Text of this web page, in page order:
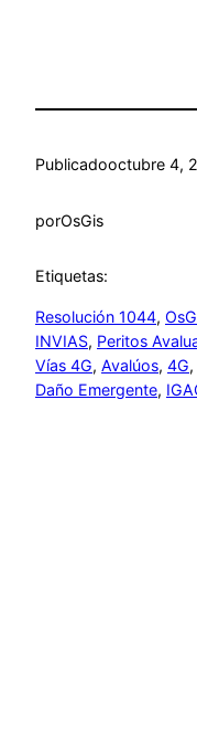
Publicadooctubre 4,
porOsGis
Etiquetas:
Resolución 1044,
INVIAS, Peritos
Vías 4G, Avalúos, 4G,
Daño Emergente,